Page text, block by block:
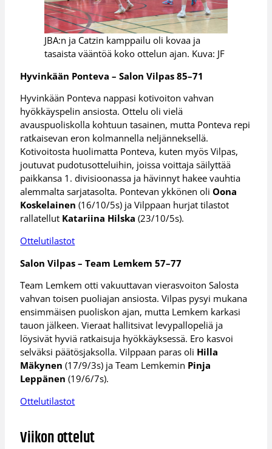
JBA:n ja Catzin kamppailu oli kovaa ja
tasaista vääntöä koko ottelun ajan. Kuva: JF
Hyvinkään Ponteva – Salon Vilpas 85–71
Hyvinkään Ponteva nappasi kotivoiton vahvan
hyökkäyspelin ansiosta. Ottelu oli vielä
avauspuoliskolla kohtuun tasainen, mutta Ponteva repi
ratkaisevan eron kolmannella neljänneksellä.
Kotivoitosta huolimatta Ponteva, kuten myös Vilpas,
joutuvat pudotusotteluihin, joissa voittaja säilyttää
paikkansa 1. divisioonassa ja hävinnyt hakee vauhtia
alemmalta sarjatasolta. Pontevan ykkönen oliOona
Koskelainen (16/10/5s) ja Vilppaan hurjat tilastot
rallatellut Katariina Hilska (23/10/5s).
Ottelutilastot
Salon Vilpas – Team Lemkem 57–77
Team Lemkem otti vakuuttavan vierasvoiton Salosta
vahvan toisen puoliajan ansiosta. Vilpas pysyi mukana
ensimmäisen puoliskon ajan, mutta Lemkem karkasi
tauon jälkeen. Vieraat hallitsivat levypallopeliä ja
löysivät hyviä ratkaisuja hyökkäyksessä. Ero kasvoi
selväksi päätösjaksolla. Vilppaan paras oli Hilla
Mäkynen (17/9/3s) ja Team Lemkemin Pinja
Leppänen (19/6/7s).
Ottelutilastot
Viikon ottelut